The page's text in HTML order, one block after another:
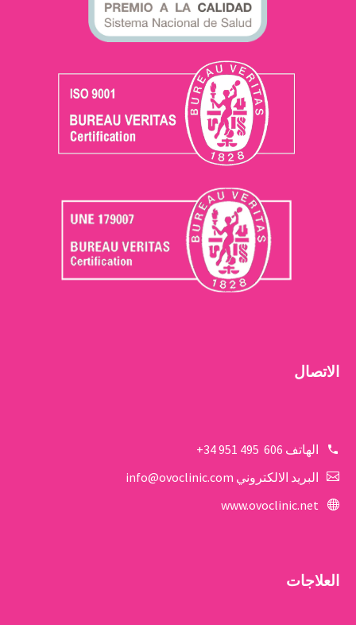
الاتصال
الهاتف 606 495 951 34+
البريد الالكتروني info@ovoclinic.com
www.ovoclinic.net
العلاجات